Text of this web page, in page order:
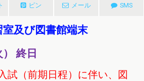
ピン メール SMS
及び図書館端末
終日
試（前期日程）に伴い、図